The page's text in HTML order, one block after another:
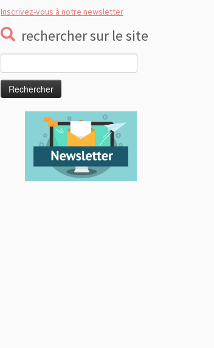
Inscrivez-vous à notre newsletter
rechercher sur le site